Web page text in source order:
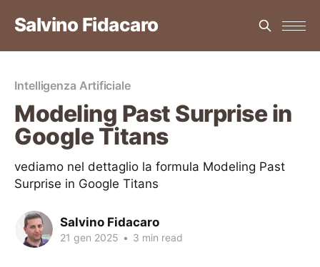
Salvino Fidacaro
Intelligenza Artificiale
Modeling Past Surprise in
Google Titans
vediamo nel dettaglio la formula Modeling Past
Surprise in Google Titans
Salvino Fidacaro
21 gen 2025 • 3 min read